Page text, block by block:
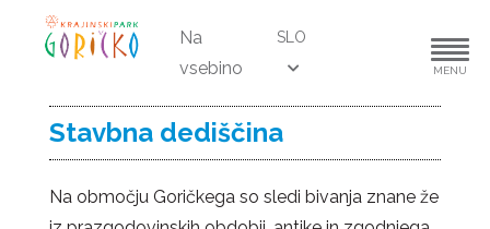
Na
vsebino
SLO
MENU
Stavbna dediščina
Na območju Goričkega so sledi bivanja znane že